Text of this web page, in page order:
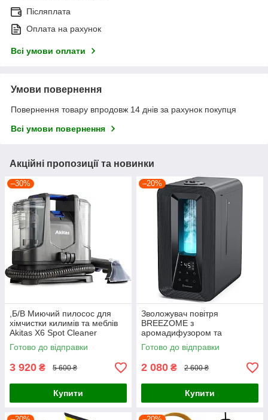
Післяплата
Оплата на рахунок
Всі умови оплати
Умови повернення
Повернення товару впродовж 14 днів за рахунок покупця
Всі умови повернення
Акційні пропозиції та новинки
–30%
,Б/В Миючий пилосос для
хімчистки килимів та меблів
Akitas X6 Spot Cleaner
Готово до відправки
3 920 ₴ 5 600 ₴
Купити
–20%
Зволожувач повітря
BREEZOME з
аромадифузором та
нічником
Готово до відправки
2 080 ₴ 2 600 ₴
Купити